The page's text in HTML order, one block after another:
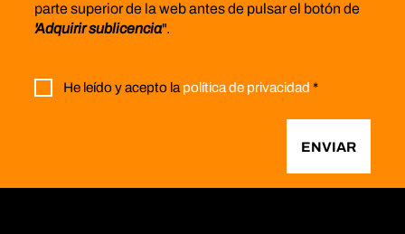
parte superior de la web antes de pulsar el botón de
'Adquirir sublicencia".
He leído y acepto la política de privacidad *
ENVIAR